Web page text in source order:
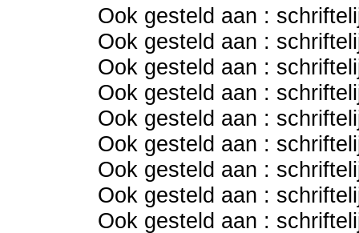
Ook gesteld aan :
Ook gesteld aan :
Ook gesteld aan :
Ook gesteld aan :
Ook gesteld aan :
Ook gesteld aan :
Ook gesteld aan :
Ook gesteld aan :
Ook gesteld aan :